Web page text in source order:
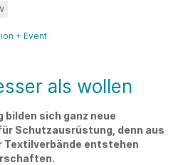
+ Event
als wollen
sich ganz neue
Schutzausrüstung, denn aus
Textilverbände entstehen